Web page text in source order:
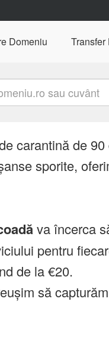
Domeniu Transfer
carantină de
sporite,
va încerca
pentru
de la €20.
să